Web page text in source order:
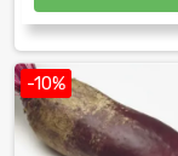
-10%